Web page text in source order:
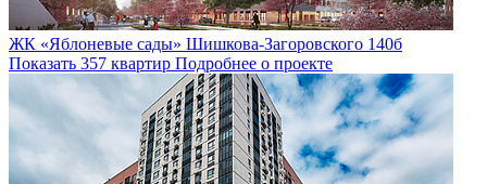
ЖК «Яблоневые сады» Шишкова-Загоровского 140б
Показать 357 квартир Подробнее о проекте